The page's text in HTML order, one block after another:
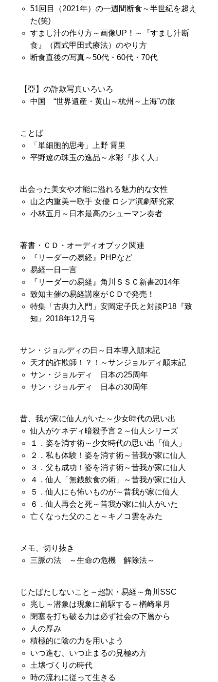
51回目（2021年）の一週間断食～半世紀を超え
た(笑)
すまし汁の作り方～画像UP！～『すまし汁断
食』（西式甲田式療法）のやり方
断食直後の写真～50代・60代・70代
【亞】の詐欺写真いろいろ
中国 “世界遺産・黄山～杭州～上海”の旅
ことば
「単細胞的思考」上野 霄里
平野遼の珠玉の逸品～水彩『歩く人』
出会った美女や才能に溢れる魅力的な女性
山之内重美ー歌手 女優 ロシア演劇研究家
小林五月～日本最高のシューマン奏者
著書・ＣＤ・オーディオブック関連
『リーダーの易経』PHPなど
易経一日一言
『リーダーの易経』角川ＳＳＣ新書2014年
致知主催の易経講座がＣＤで発売！
特集「古典力入門」安岡定子氏と対談P18『致
知』2018年12月号
サン・ジョルディの日～日本導入顛末記
天才的詐欺師！？！～サンジョルディ顛末記
サン・ジョルディ 日本の25周年
サン・ジョルディ 日本の30周年
昔、我が家に仙人がいた～少女時代の思い出
仙人がケネディ暗殺予言２～仙人シリーズ
１．姿を消す術～少女時代の思い出「仙人」
２．私も体験！姿を消す術～昔我が家に仙人
３．父も成功！姿を消す術～昔我が家に仙人
４．仙人「無銭飲食の術」～昔我が家に仙人
５．仙人にも怖いものが～昔我が家に仙人
６．仙人再会と死～昔我が家に仙人がいた
亡くなった父のこと～キノコ雲をみた
メモ、切り抜き
三脈の法 ～生命の危機 解除法～
じたばたしないこと～超訳・易経～角川SSC
兆し～潜象は現象に前駆する～楢崎皐月
閉塞を打ち破る力は必ず社会の下層から
人の厚み
積極的に陰の力を用いよう
いつ進む、いつ止まるの見極め方
土壌づくりの時代
時の流れに従って生きる